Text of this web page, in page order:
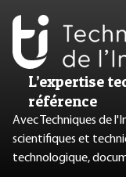
L’expertise
référence
Avec Techniques de
scientifiques et
technologique,